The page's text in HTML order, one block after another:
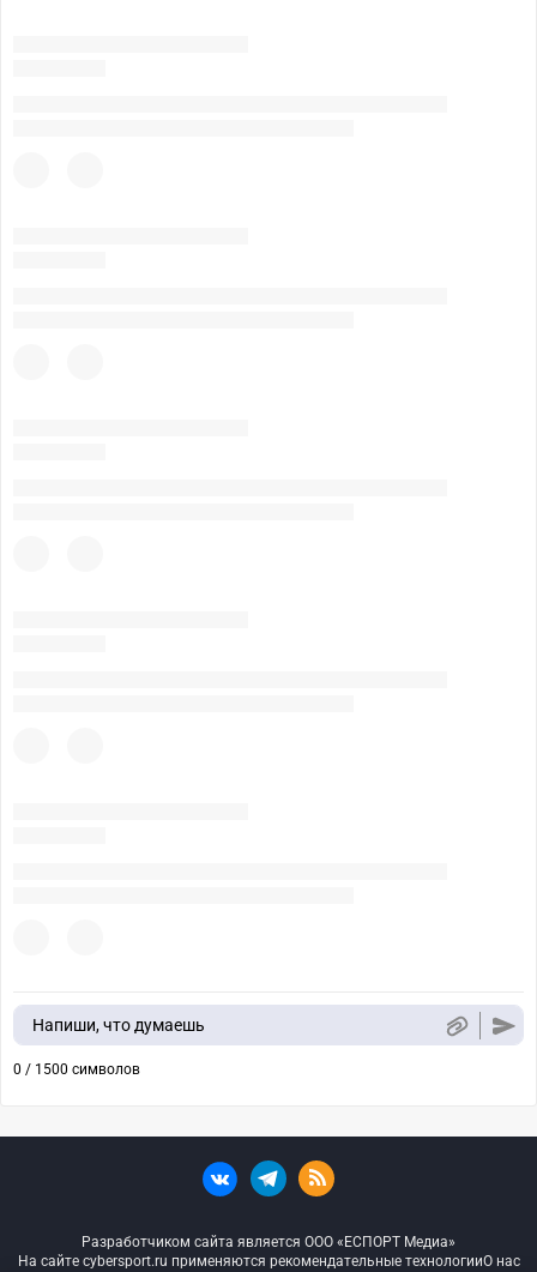
Напиши, что думаешь
0 / 1500 символов
Разработчиком сайта является ООО «ЕСПОРТ Медиа»
На сайте cybersport.ru применяются рекомендательные технологииО нас